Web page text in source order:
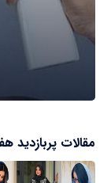
مقالات پربازدید